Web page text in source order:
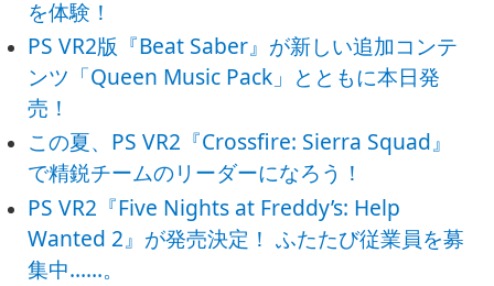
を体験！
PS VR2版『Beat Saber』が新しい追加コンテ
ンツ「Queen Music Pack」とともに本日発
売！
この夏、PS VR2『Crossfire: Sierra Squad』
で精鋭チームのリーダーになろう！
PS VR2『Five Nights at Freddy’s: Help
Wanted 2』が発売決定！ ふたたび従業員を募
集中……。